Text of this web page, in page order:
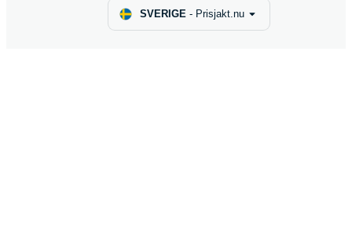
SVERIGE- Prisjakt.nu